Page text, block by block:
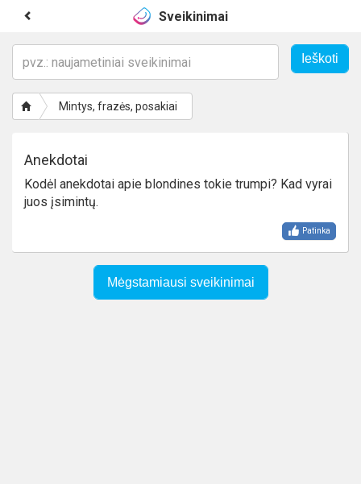
Sveikinimai
Mintys, frazės, posakiai
Anekdotai
Kodėl anekdotai apie blondines tokie trumpi? Kad vyrai
juos įsimintų.
Patinka
Mėgstamiausi sveikinimai